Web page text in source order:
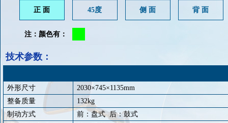
正 面 45度 侧 面 背 面
注：颜色有：
技术参数：
外形尺寸 2030×745×1135mm
整备质量
132kg
制动方式
前：盘式 后：鼓式